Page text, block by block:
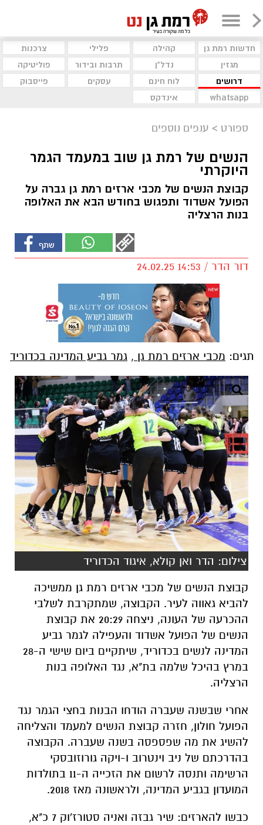
חדשות רמת גן קהילה פלילי
צרכנות
מגזין
נדל"ן תרבות ובידור
פוליטיקה
דרושים
לוח חינם עסקים
פייסבוק
whatsapp
אינדקס
ספורט > ענפים נוספים
הנשים של רמת גן שוב במעמד הגמר
היוקרתי
קבוצת הנשים של מכבי ארזים רמת גן גברה על
הפועל אשדוד ותפגוש בחודש הבא את האלופה
בנות הרצליה
דור הדר / 14:53 24.02.25
תגים: מכבי ארזים רמת גן , גמר גביע המדינה בכדוריד
צילום: הדר ואן קולא, איגוד הכדוריד
קבוצת הנשים של מכבי ארזים רמת גן ממשיכה
להביא גאווה לעיר. הקבוצה, שמתקרבת לשלבי
ההכרעה של העונה, ניצחה 20:29 את קבוצת
הנשים של הפועל אשדוד והעפילה לגמר גביע
המדינה לנשים בכדוריד, שיתקיים ביום שישי ה-28
במרץ בהיכל שלמה בת"א, נגד האלופה בנות
הרצליה.
אחרי שבשנה שעברה הודחו הבנות בחצי הגמר נגד
הפועל חולון, חזרה קבוצת הנשים למעמד והצליחה
להשיג את מה שפספסה בשנה שעברה. הקבוצה
בהדרכתם של ניב וינטרוב ו-ויקה גורוזובסקי
הרשימה ותנסה
לרשום את הזכייה ה-11 בתולדות
המועדון בגביע המדינה, ולראשונה מאז 2018.
כבשו להארזים: שיר גבזה ואניה סטורז'וק 7 כ"א,